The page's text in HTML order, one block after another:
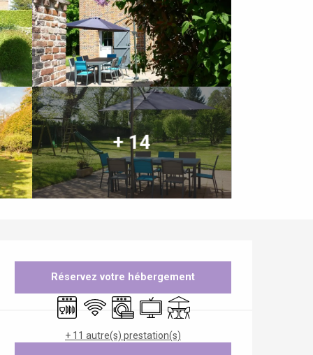
+ 14
Ouverture et coordonnées
Réservez votre hébergement
Lave vaisselle
WiFi Lave lingeTélévision
Terrasse
+ 11 autre(s) prestation(s)